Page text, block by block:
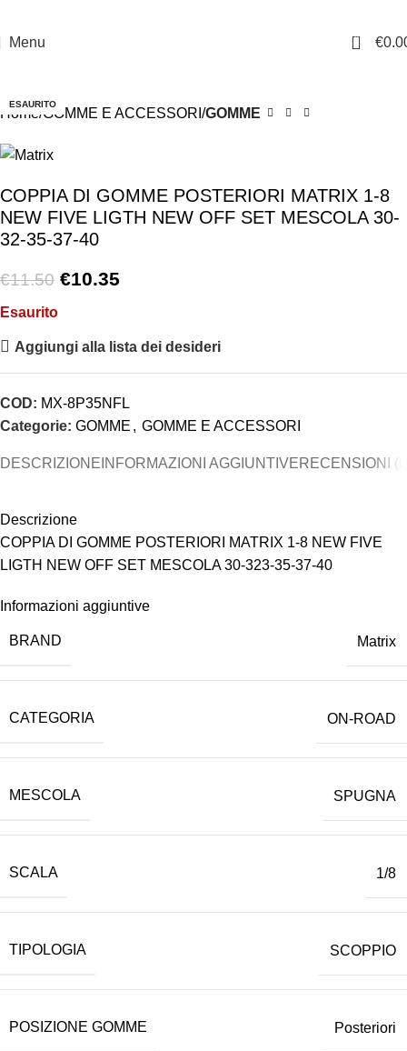
Menu 0 €
ESAURITO
Home GOMME E ACCESSORI GOMME
COPPIA DI GOMME POSTERIORI MATRIX 1-8
NEW FIVE LIGTH NEW OFF SET MESCOLA 30-
32-35-37-40
€11.50 €10.35
Esaurito
Aggiungi alla lista dei desideri
COD: MX-8P35NFL
Categorie: GOMME , GOMME E ACCESSORI
DESCRIZIONE INFORMAZIONI AGGIUNTIVERECENSIONI
Descrizione
COPPIA DI GOMME POSTERIORI MATRIX 1-8 NEW FIVE
LIGTH NEW OFF SET MESCOLA 30-323-35-37-40
Informazioni aggiuntive
BRAND Matrix
CATEGORIA ON-ROAD
MESCOLA SPUGNA
SCALA 1/8
TIPOLOGIA SCOPPIO
POSIZIONE GOMME Posteriori